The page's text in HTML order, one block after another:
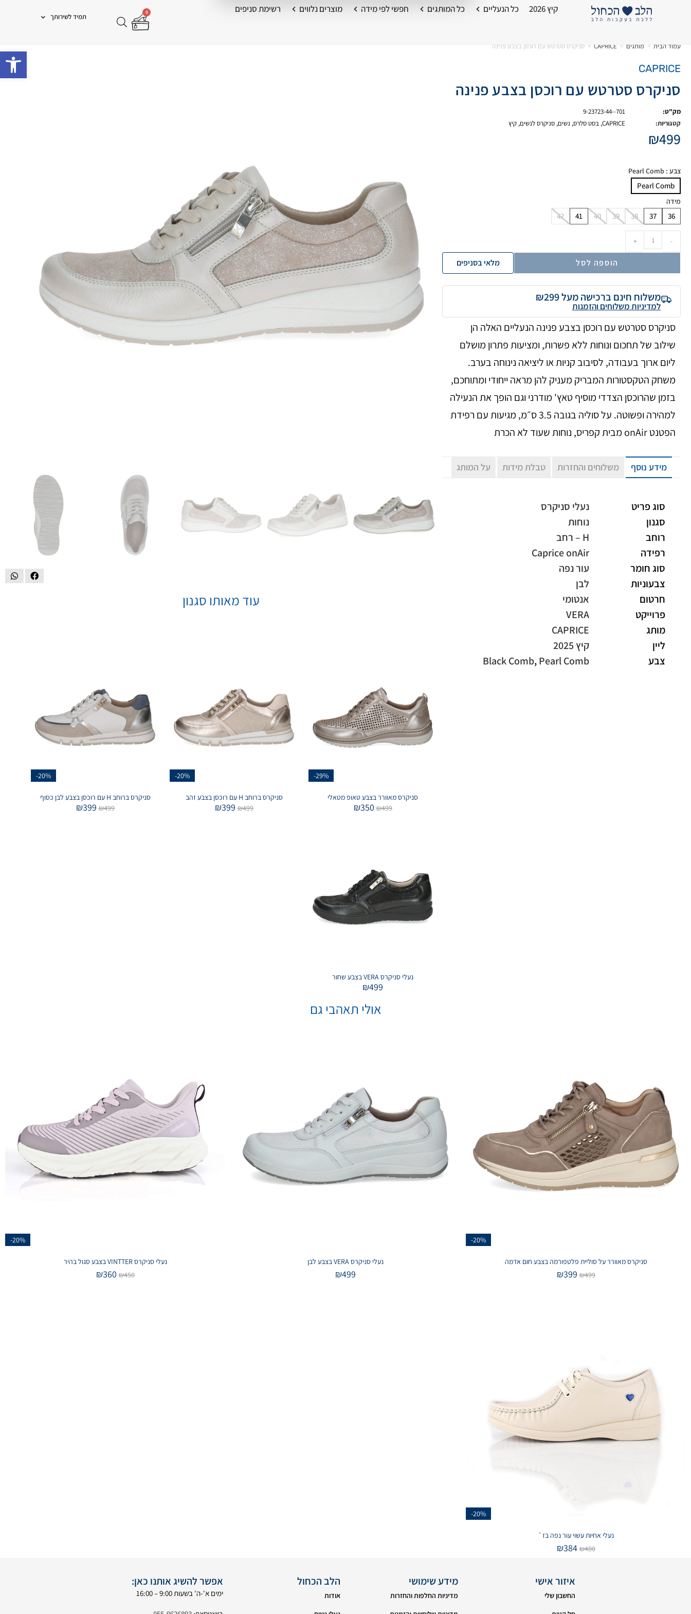
קיץ 2026 כל הנעליים כל המותגים חפשי לפי מידה מוצרים נלווים רשימת סניפים 0
תמיד לשירותך
עמוד הבית > מותגים >
CAPRICE
> סניקרס סטרטש עם רוכסן בצבע פנינה
CAPRICE
סניקרס סטרטש עם רוכסן בצבע פנינה
מק"ט:
9-23723-44--701
קטגוריות:
CAPRICE
, בסט סלרס, נשים, סניקרס לנשים, קיץ
₪499
צבע : Pearl Comb
Pearl Comb
מידה
36
37
38
39
40
41
42
-
+
הוספה לסל מלאי בסניפים
משלוח חינם ברכישה מעל ₪299
למדיניות משלוחים והזמנות
סניקרס סטרטש עם רוכסן בצבע פנינה הנעליים האלה הן
שילוב של תחכום ונוחות ללא פשרות, ומציעות פתרון מושלם
ליום ארוך בעבודה, לסיבוב קניות או ליציאה נינוחה בערב.
משחק הטקסטורות המבריק מעניק להן מראה ייחודי ומתוחכם,
בזמן שהרוכסן הצדדי מוסיף טאץ' מודרני וגם הופך את הנעילה
למהירה ופשוטה. על סוליה בגובה 3.5 ס״מ, מגיעות עם רפידת
הפטנט onAir מבית קפריס, נוחות שעוד לא הכרת
מידע נוסף משלוחים והחזרות טבלת מידות על המותג
סוג פריט
נעלי סניקרס
סגנון
נוחות
רוחב
H – רחב
רפידה
Caprice onAir
סוג חומר
עור נפה
צבעוניות
לבן
חרטום
אנטומי
פרוייקט
VERA
מותג
CAPRICE
ליין
קיץ 2025
צבע
Black Comb,Pearl Comb
עוד מאותו סגנון
-29%
סניקרס מאוורר בצבע טאופ מטאלי
₪499
₪350
-20%
סניקרס ברוחב H עם רוכסן בצבע זהב
₪499
₪399
-20%
סניקרס ברוחב H עם רוכסן בצבע לבן כסוף
₪499
₪399
נעלי סניקרס VERA בצבע שחור
₪499
אולי תאהבי גם
-20%
סניקרס מאוורר על סוליית פלטפורמה בצבע חום אדמה
₪499
₪399
נעלי סניקרס VERA בצבע לבן
₪499
-20%
נעלי סניקרס VINTTER בצבע סגול בהיר
₪450
₪360
-20%
נעלי אחיות עשוי עור נפה בז`
₪480
₪384
איזור אישי
החשבון שלי
מידע שימושי
מדיניות החלפות והחזרות
הלב הכחול
אודות
אפשר להשיג אותנו כאן:
ימים א'-ה' בשעות 9:00 – 16:00